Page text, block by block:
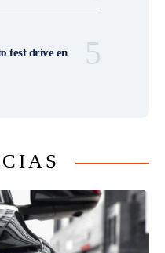
test drive en